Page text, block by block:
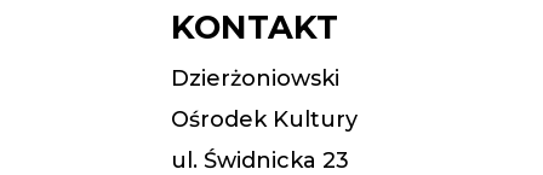
KONTAKT
Dzierżoniowski
Ośrodek Kultury
ul. Świdnicka 23